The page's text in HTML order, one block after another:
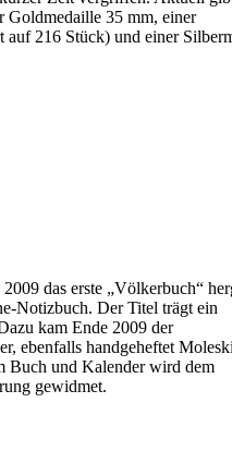
Goldmedaille 35 mm, einer
216 Stück) und einer
das erste „Völkerbuch“
Notizbuch. Der Titel trägt ein
kam Ende 2009 der
ebenfalls handgeheftet
Buch und Kalender wird dem
gewidmet.